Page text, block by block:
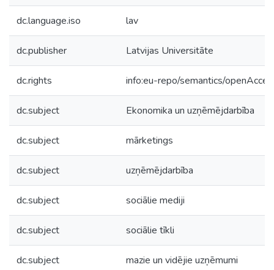
dc.language.iso lav
dc.publisher Latvijas Universitāte
dc.rights info:eu-repo/semantics/
dc.subject Ekonomika un uzņēmējdarbība
dc.subject mārketings
dc.subject uzņēmējdarbība
dc.subject sociālie mediji
dc.subject sociālie tīkli
dc.subject mazie un vidējie uzņēmumi